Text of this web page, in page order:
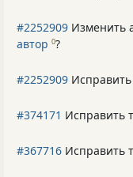
#2252909 Изменить
автор 0?
#2252909 Исправить
#374171 Исправить
#367716 Исправить